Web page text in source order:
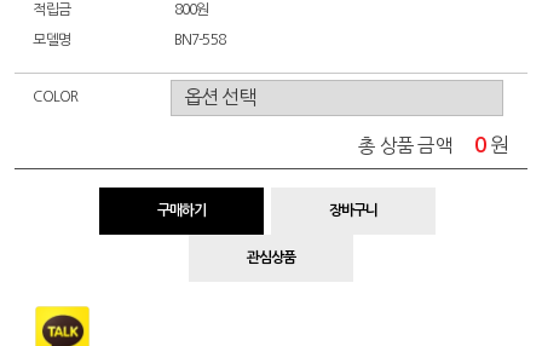
적립금 800원
모델명 BN7-558
COLOR
총 상품 금액 0 원
구매하기 장바구니
관심상품